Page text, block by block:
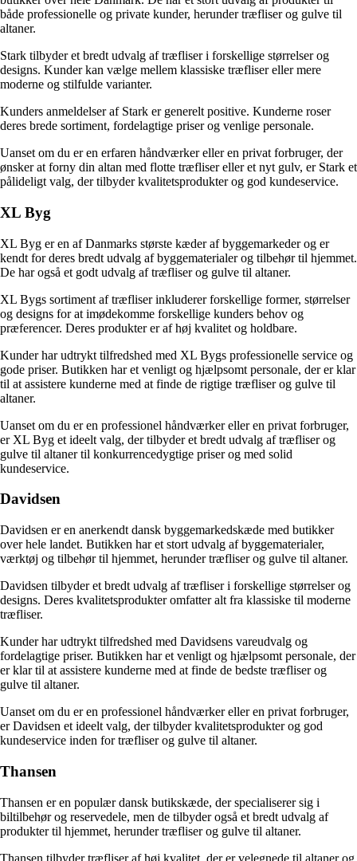
både professionelle og private kunder, herunder træfliser og gulve til
altaner.
Stark tilbyder et bredt udvalg af træfliser i forskellige størrelser og
designs. Kunder kan vælge mellem klassiske træfliser eller mere
moderne og stilfulde varianter.
Kunders anmeldelser af Stark er generelt positive. Kunderne roser
deres brede sortiment, fordelagtige priser og venlige personale.
Uanset om du er en erfaren håndværker eller en privat forbruger, der
ønsker at forny din altan med flotte træfliser eller et nyt gulv, er Stark et
pålideligt valg, der tilbyder kvalitetsprodukter og god kundeservice.
XL Byg
XL Byg er en af Danmarks største kæder af byggemarkeder og er
kendt for deres bredt udvalg af byggematerialer og tilbehør til hjemmet.
De har også et godt udvalg af træfliser og gulve til altaner.
XL Bygs sortiment af træfliser inkluderer forskellige former, størrelser
og designs for at imødekomme forskellige kunders behov og
præferencer. Deres produkter er af høj kvalitet og holdbare.
Kunder har udtrykt tilfredshed med XL Bygs professionelle service og
gode priser. Butikken har et venligt og hjælpsomt personale, der er klar
til at assistere kunderne med at finde de rigtige træfliser og gulve til
altaner.
Uanset om du er en professionel håndværker eller en privat forbruger,
er XL Byg et ideelt valg, der tilbyder et bredt udvalg af træfliser og
gulve til altaner til konkurrencedygtige priser og med solid
kundeservice.
Davidsen
Davidsen er en anerkendt dansk byggemarkedskæde med butikker
over hele landet. Butikken har et stort udvalg af byggematerialer,
værktøj og tilbehør til hjemmet, herunder træfliser og gulve til altaner.
Davidsen tilbyder et bredt udvalg af træfliser i forskellige størrelser og
designs. Deres kvalitetsprodukter omfatter alt fra klassiske til moderne
træfliser.
Kunder har udtrykt tilfredshed med Davidsens vareudvalg og
fordelagtige priser. Butikken har et venligt og hjælpsomt personale, der
er klar til at assistere kunderne med at finde de bedste træfliser og
gulve til altaner.
Uanset om du er en professionel håndværker eller en privat forbruger,
er Davidsen et ideelt valg, der tilbyder kvalitetsprodukter og god
kundeservice inden for træfliser og gulve til altaner.
Thansen
Thansen er en populær dansk butikskæde, der specialiserer sig i
biltilbehør og reservedele, men de tilbyder også et bredt udvalg af
produkter til hjemmet, herunder træfliser og gulve til altaner.
Thansen tilbyder træfliser af høj kvalitet, der er velegnede til altaner og